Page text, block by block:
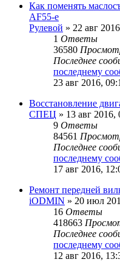
Как поменять
AF55-e
Рулевой » 22 авг
1 Ответы
36580
Последнее
последнему
23 авг 2016,
Восстановление
СПЕЦ » 13 авг 2016,
9 Ответы
84561
Последнее
последнему
17 авг 2016,
Ремонт передней
iODMIN » 20 июл
16 Ответы
418663
Последнее
последнему
12 авг 2016,